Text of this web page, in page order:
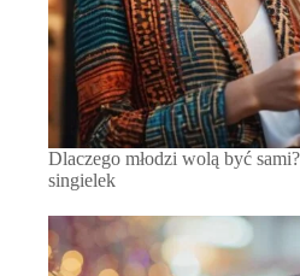
Dlaczego młodzi wolą być
singielek